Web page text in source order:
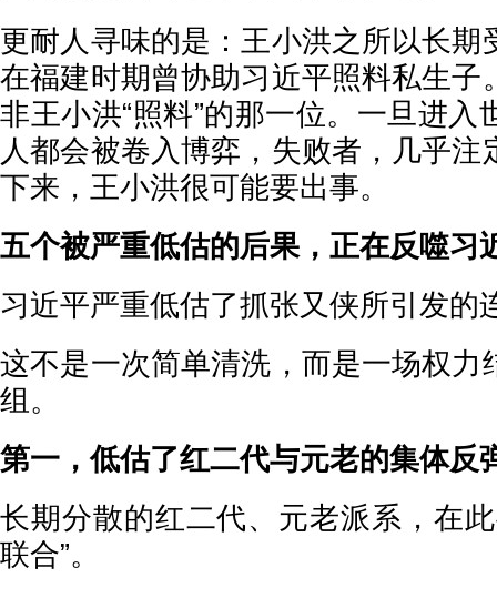
更耐人寻味的是：王小洪之所以长期
在福建时期曾协助习近平照料私生子
非王小洪“照料”的那一位。一旦进入
人都会被卷入博弈，失败者，几乎注
下来，王小洪很可能要出事。
五个被严重低估的后果，正在反噬习
习近平严重低估了抓张又侠所引发的
这不是一次简单清洗，而是一场权力
组。
第一，低估了红二代与元老的集体反
长期分散的红二代、元老派系，在
联合”。